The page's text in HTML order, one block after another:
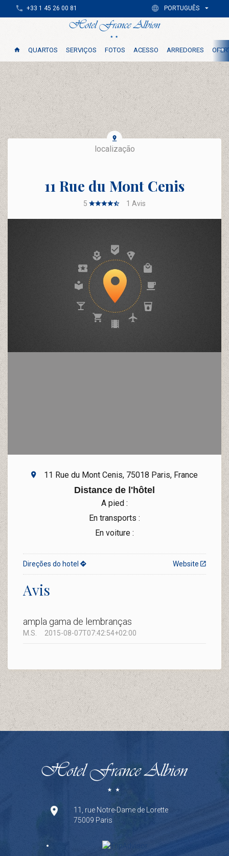
QUARTOS SERVIÇOS FOTOS ACESSO ARREDORES
+33 1 45 26 00 81 PORTUGUÊS
localização
11 Rue du Mont Cenis
5 1 Avis
11 Rue du Mont Cenis, 75018 Paris, France
Distance de l'hôtel
A pied :
En transports :
En voiture :
Website
Direções do hotel
Avis
ampla gama de lembranças
M.S. 2015-08-07T07:42:54+02:00
11, rue Notre-Dame de Lorette
75009 Paris